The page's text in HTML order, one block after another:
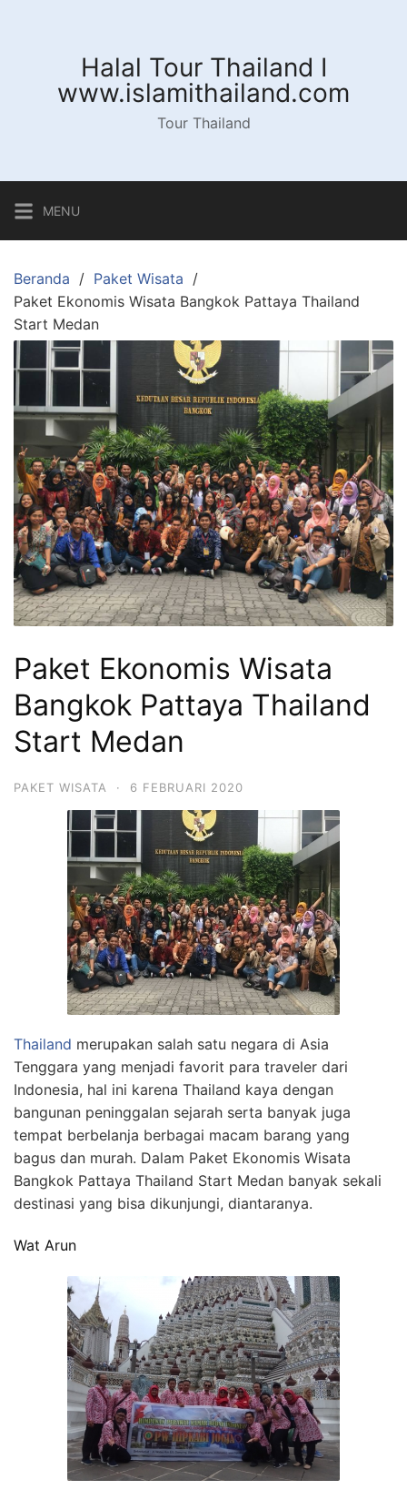
Halal Tour Thailand I
www.islamithailand.com
Tour Thailand
MENU
Beranda
Paket Wisata
Paket Ekonomis Wisata Bangkok Pattaya Thailand
Start Medan
Paket Ekonomis Wisata
Bangkok Pattaya Thailand
Start Medan
PAKET WISATA · 6 FEBRUARI 2020
Thailand merupakan salah satu negara di Asia
Tenggara yang menjadi favorit para traveler dari
Indonesia, hal ini karena Thailand kaya dengan
bangunan peninggalan sejarah serta banyak juga
tempat berbelanja berbagai macam barang yang
bagus dan murah. Dalam Paket Ekonomis Wisata
Bangkok Pattaya Thailand Start Medan banyak sekali
destinasi yang bisa dikunjungi, diantaranya.
Wat Arun